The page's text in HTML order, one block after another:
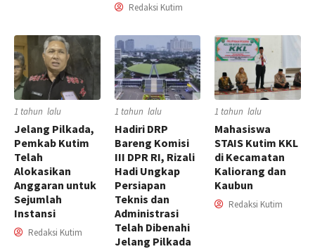
Redaksi Kutim
1 tahun lalu
Jelang Pilkada,
Pemkab Kutim
Telah
Alokasikan
Anggaran untuk
Sejumlah
Instansi
Redaksi Kutim
1 tahun lalu
Hadiri DRP
Bareng Komisi
III DPR RI, Rizali
Hadi Ungkap
Persiapan
Teknis dan
Administrasi
Telah Dibenahi
Jelang Pilkada
1 tahun lalu
Mahasiswa
STAIS Kutim KKL
di Kecamatan
Kaliorang dan
Kaubun
Redaksi Kutim